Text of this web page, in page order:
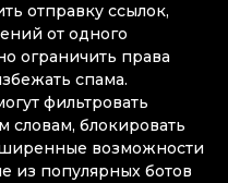
отправку ссылок,
от одного
ограничить права
спама.
фильтровать
блокировать
возможности
из популярных ботов